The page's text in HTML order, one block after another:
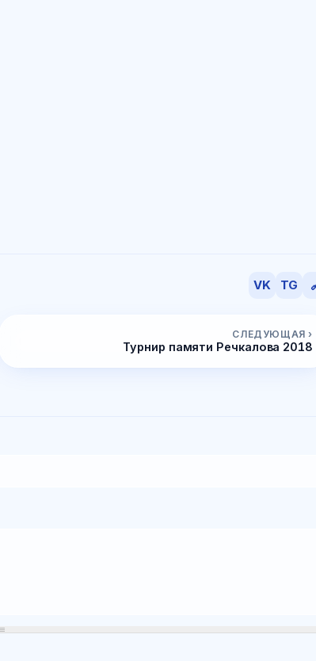
VK TG
СЛЕДУЮЩАЯ ›
Турнир памяти Речкалова 2018